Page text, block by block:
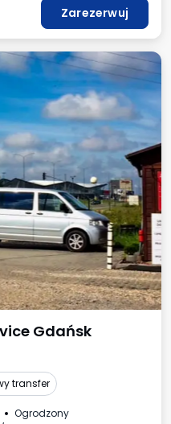
Zarezerwuj
Gdańsk
transfer
Ogrodzony